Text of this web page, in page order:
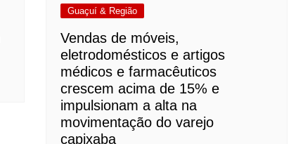
Guaçuí & Região
Vendas de móveis,
eletrodomésticos e artigos
médicos e farmacêuticos
crescem acima de 15% e
impulsionam a alta na
movimentação do varejo
capixaba